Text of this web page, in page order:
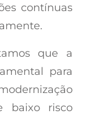
contínuas
que a
para
baixo risco